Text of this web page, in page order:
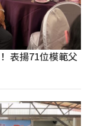
表揚71位模範父